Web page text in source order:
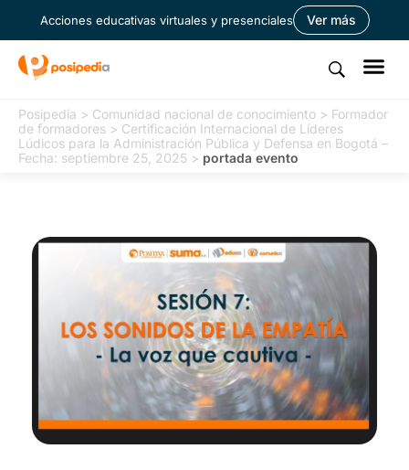
Acciones educativas virtuales y presenciales Ver más
Posipedia > Comunidad nacional de conocimiento > Formador
de formadores > Certificación Internacional de Líderes
Lúdicos para la Administración Pública y Defensa en Bogotá –
Fecha: septiembre 25, 2025 > portada evento